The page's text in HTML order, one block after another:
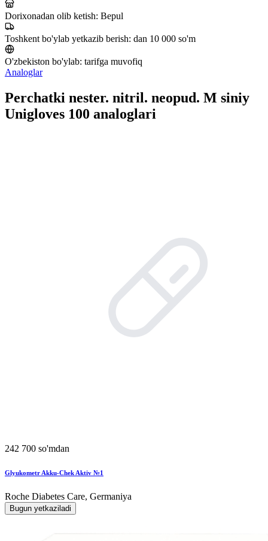
Dorixonadan olib ketish: Bepul
Toshkent bo'ylab yetkazib berish: dan 10 000 so'm
O'zbekiston bo'ylab: tarifga muvofiq
Analoglar
Perchatki nester. nitril. neopud. M siniy
Unigloves 100 analoglari
242 700 so'mdan
Glyukometr Akku-Chek Aktiv №1
Roche Diabetes Care, Germaniya
Bugun yetkaziladi